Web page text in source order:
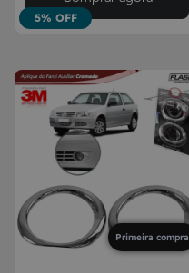
5% OFF
Primeira compra